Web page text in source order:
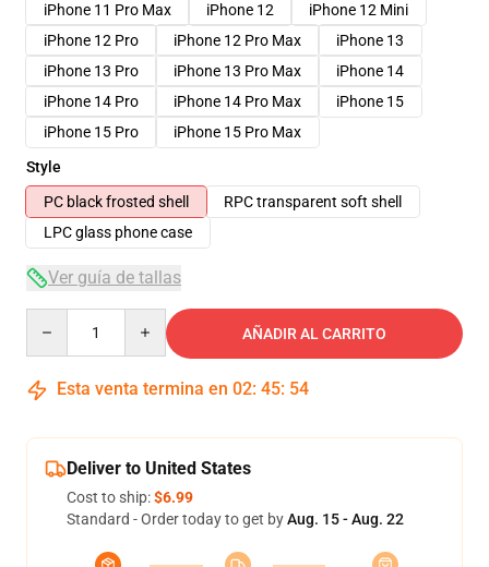
iPhone 11 Pro Max
iPhone 12
iPhone 12 Mini
iPhone 12 Pro
iPhone 12 Pro Max
iPhone 13
iPhone 13 Pro
iPhone 13 Pro Max
iPhone 14
iPhone 14 Pro
iPhone 14 Pro Max
iPhone 15
iPhone 15 Pro
iPhone 15 Pro Max
Style
PC black frosted shell
RPC transparent soft shell
LPC glass phone case
Ver guía de tallas
AÑADIR AL CARRITO
Esta venta termina en 02: 45: 53
Deliver to United States
Cost to ship:$6.99
Standard - Order today to get byAug. 15 - Aug. 22